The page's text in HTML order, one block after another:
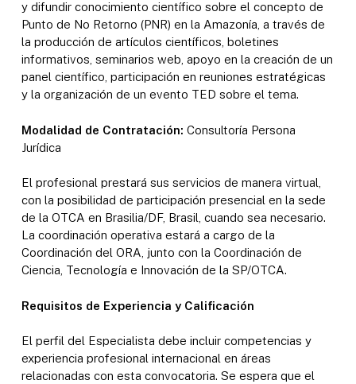
y difundir conocimiento científico sobre el concepto de
Punto de No Retorno (PNR) en la Amazonía, a través de
la producción de artículos científicos, boletines
informativos, seminarios web, apoyo en la creación de un
panel científico, participación en reuniones estratégicas
y la organización de un evento TED sobre el tema.
Modalidad de Contratación: Consultoría Persona
Jurídica
El profesional prestará sus servicios de manera virtual,
con la posibilidad de participación presencial en la sede
de la OTCA en Brasilia/DF, Brasil, cuando sea necesario.
La coordinación operativa estará a cargo de la
Coordinación del ORA, junto con la Coordinación de
Ciencia, Tecnología e Innovación de la SP/OTCA.
Requisitos de Experiencia y Calificación
El perfil del Especialista debe incluir competencias y
experiencia profesional internacional en áreas
relacionadas con esta convocatoria. Se espera que el